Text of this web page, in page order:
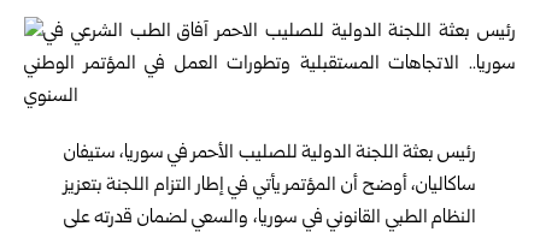
رئيس بعثة اللجنة الدولية للصليب الأحمر في سوريا، ستيفان
ساكاليان، أوضح أن المؤتمر يأتي في إطار التزام اللجنة بتعزيز
النظام الطبي القانوني في سوريا، والسعي لضمان قدرته على